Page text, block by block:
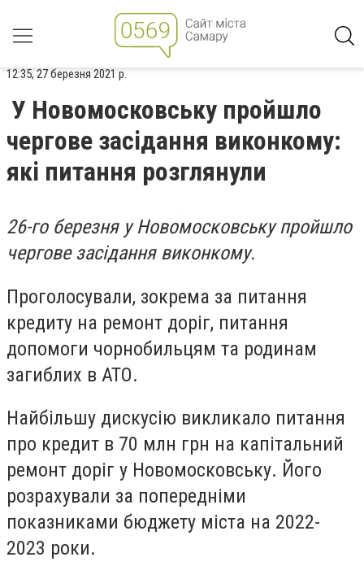
12:35, 27 березня 2021 р.
У Новомосковську пройшло
чергове засідання виконкому:
які питання розглянули
26-го березня у Новомосковську пройшло
чергове засідання виконкому.
Проголосували, зокрема за питання
кредиту на ремонт доріг, питання
допомоги чорнобильцям та родинам
загиблих в АТО.
Найбільшу дискусію викликало питання
про кредит в 70 млн грн на капітальний
ремонт доріг у Новомосковську. Його
розрахували за попередніми
показниками бюджету міста на 2022-
2023 роки.